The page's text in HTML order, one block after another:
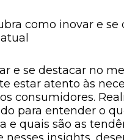
como inovar e se
e se destacar no
estar atento às
consumidores.
para entender o
e quais são as